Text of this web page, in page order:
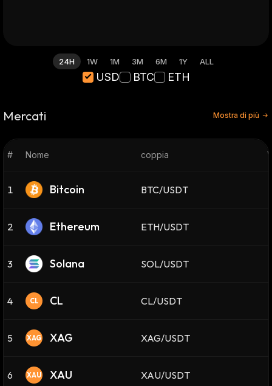
24H 1W 1M 3M 6M 1Y ALL
USD BTC ETH
Mercati Mostra di più
# Nome coppia
1 Bitcoin BTC/USDT
2 Ethereum ETH/USDT
3 Solana SOL/USDT
4 CL CL CL/USDT
5 XAG XAG XAG/USDT
6 XAU XAU XAU/USDT